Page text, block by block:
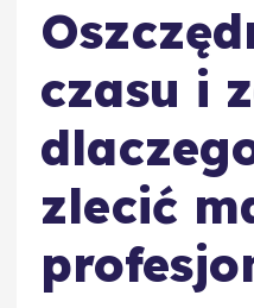
czasu i
zlecić